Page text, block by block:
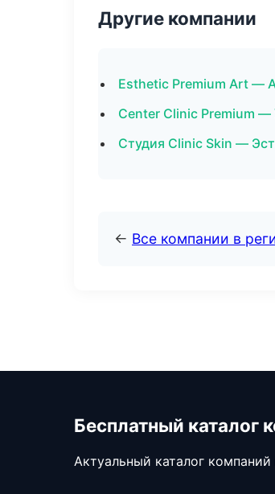
Другие компании
Esthetic Premium Art —
Center Clinic Premium
Студия Clinic Skin —
← Все компании в
Бесплатный каталог
Актуальный каталог